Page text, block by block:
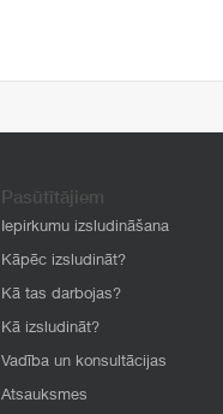
Pasūtītājiem
Iepirkumu izsludināšana
Kāpēc izsludināt?
Kā tas darbojas?
Kā izsludināt?
Vadība un konsultācijas
Atsauksmes